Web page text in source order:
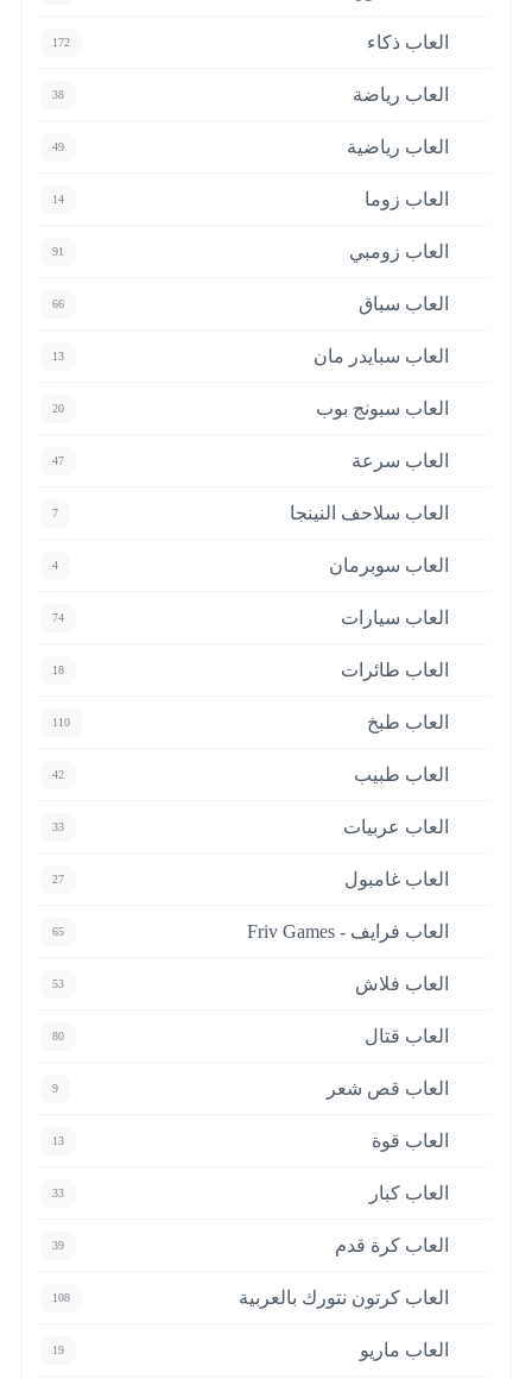
العاب ذكاء 172
العاب رياضة 38
العاب رياضية 49
العاب زوما 14
العاب زومبي 91
العاب سباق 66
العاب سبايدر مان 13
العاب سبونج بوب 20
العاب سرعة 47
العاب سلاحف النينجا 7
العاب سوبرمان 4
العاب سيارات 74
العاب طائرات 18
العاب طبخ 110
العاب طبيب 42
العاب عربيات 33
العاب غامبول 27
العاب فرايف - Friv Games 65
العاب فلاش 53
العاب قتال 80
العاب قص شعر 9
العاب قوة 13
العاب كبار 33
العاب كرة قدم 39
العاب كرتون نتورك بالعربية 108
العاب ماريو 19